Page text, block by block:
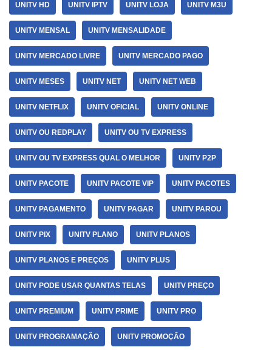
UNITV HD UNITV IPTV UNITV LOJA UNITV M3U
UNITV MENSAL UNITV MENSALIDADE
UNITV MERCADO LIVRE UNITV MERCADO PAGO
UNITV MESES UNITV NET UNITV NET WEB
UNITV NETFLIX UNITV OFICIAL UNITV ONLINE
UNITV OU REDPLAY UNITV OU TV EXPRESS
UNITV OU TV EXPRESS QUAL O MELHOR UNITV P2P
UNITV PACOTE UNITV PACOTE VIP UNITV PACOTES
UNITV PAGAMENTO UNITV PAGAR UNITV PAROU
UNITV PIX UNITV PLANO UNITV PLANOS
UNITV PLANOS E PREÇOS UNITV PLUS
UNITV PODE USAR QUANTAS TELAS UNITV PREÇO
UNITV PREMIUM UNITV PRIME UNITV PRO
UNITV PROGRAMAÇÃO UNITV PROMOÇÃO